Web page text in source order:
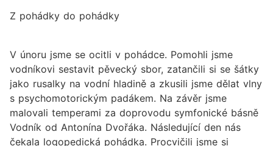
Z pohádky do pohádky
V únoru jsme se ocitli v pohádce. Pomohli jsme
vodníkovi sestavit pěvecký sbor, zatančili si se šátky
jako rusalky na vodní hladině a zkusili jsme dělat vlny
s psychomotorickým padákem. Na závěr jsme
malovali temperami za doprovodu symfonické básně
Vodník od Antonína Dvořáka. Následující den nás
čekala logopedická pohádka. Procvičili jsme si